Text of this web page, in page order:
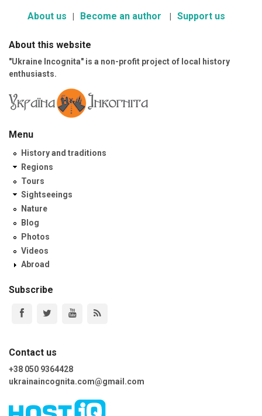
About us Become an author Support us
About this website
"Ukraine Incognita" is a non-profit project of local history
enthusiasts.
Menu
History and traditions
Regions
Tours
Sightseeings
Nature
Blog
Photos
Videos
Abroad
Subscribe
Contact us
+38 050 9364428
ukrainaincognita.com@gmail.com